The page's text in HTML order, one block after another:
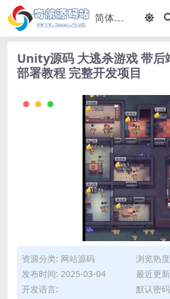
Unity源码 大逃杀游戏 带后
部署教程 完整开发项目
资源分类: 网站源码
浏览热
发布时间: 2025-03-04
最近更
开发语言:
默认密